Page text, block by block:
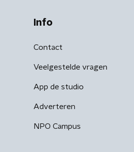
Info
Contact
Veelgestelde vragen
App de studio
Adverteren
NPO Campus